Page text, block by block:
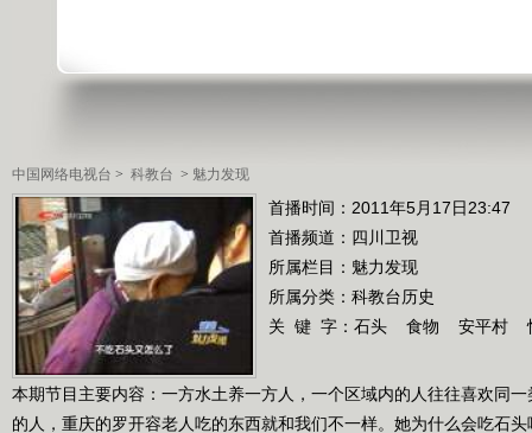
中国网络电视台 > 科教台 > 魅力发现
首播时间：2011年5月17日23:47
首播频道： 四川卫视
所属栏目： 魅力发现
所属分类：科教台历史
关 键 字： 石头 食物 安平村
本期节目主要内容：一方水土养一方人，一个区域内的人往往喜欢同
的人，重庆的罗开容老人吃的东西就和我们不一样。她为什么会吃石